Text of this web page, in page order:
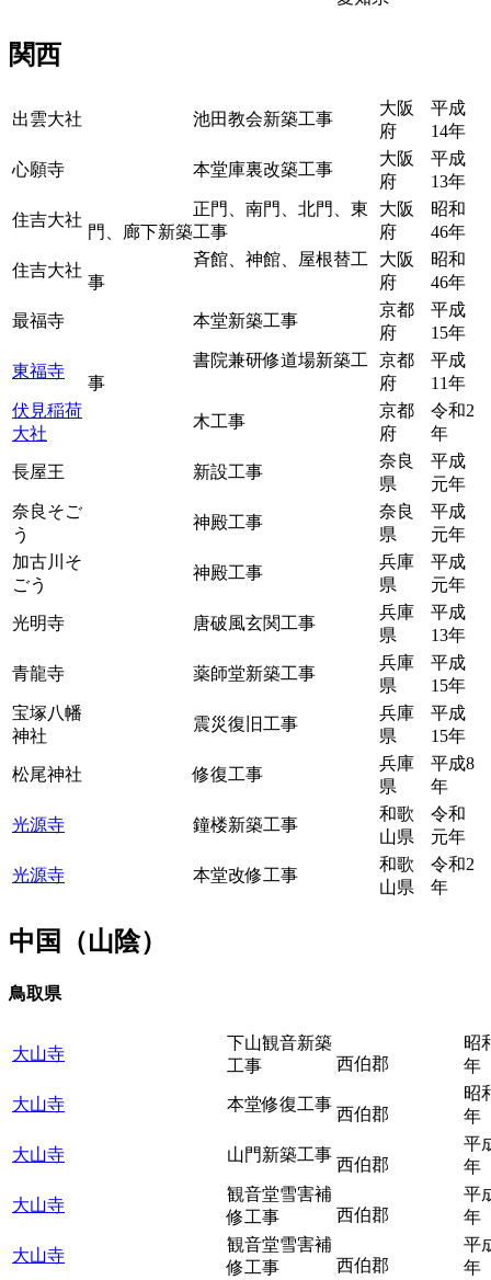
関西
出雲大社 池田教会新築工事
大阪
府
平成
14年
心願寺 本堂庫裏改築工事
大阪
府
平成
13年
住吉大社
正門、南門、北門、東
門、廊下新築工事
大阪
府
昭和
46年
住吉大社
斉館、神館、屋根替工
事
大阪
府
昭和
46年
最福寺 本堂新築工事
京都
府
平成
15年
東福寺
書院兼研修道場新築工
事
京都
府
平成
11年
伏見稲荷
大社
木工事
京都
府
令和2
年
長屋王 新設工事
奈良
県
平成
元年
奈良そご
う
神殿工事
奈良
県
平成
元年
加古川そ
ごう
神殿工事
兵庫
県
平成
元年
光明寺 唐破風玄関工事
兵庫
県
平成
13年
青龍寺 薬師堂新築工事
兵庫
県
平成
15年
宝塚八幡
神社
震災復旧工事
兵庫
県
平成
15年
松尾神社 修復工事
兵庫
県
平成8
年
光源寺 鐘楼新築工事
和歌
山県
令和
元年
光源寺 本堂改修工事
和歌
山県
令和2
年
中国（山陰）
鳥取県
大山寺
下山観音新築
工事
西伯郡
昭
大山寺 本堂修復工事
西伯郡
昭
大山寺 山門新築工事
西伯郡
平
大山寺
観音堂雪害補
修工事
西伯郡
平
年
大山寺
観音堂雪害補
修工事
西伯郡
平
年